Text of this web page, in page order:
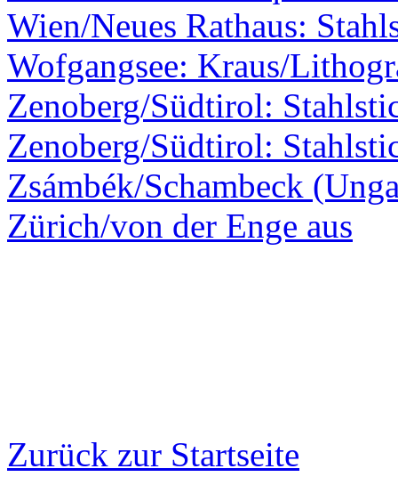
Wien/Neues Rathaus:
Wofgangsee: Kraus/
Zenoberg/Südtirol:
Zenoberg/Südtirol:
Zsámbék/Schambeck
Zürich/von der Enge aus
Zurück zur Startseite